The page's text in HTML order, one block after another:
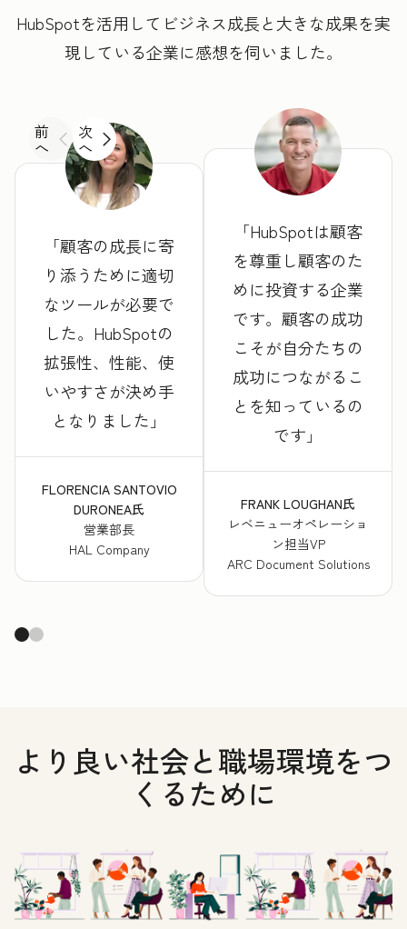
HubSpotを活用してビジネス成長と大きな成果を実
現している企業に感想を伺いました。
前
へ
次
へ
顧客の成長に寄
り添うために適切
なツールが必要で
した。HubSpotの
拡張性、性能、使
いやすさが決め手
となりました
FLORENCIA SANTOVIO
DURONEA氏
営業部長
HAL Company
HubSpotは顧客
を尊重し顧客のた
めに投資する企業
です。顧客の成功
こそが自分たちの
成功につながるこ
とを知っているの
です
FRANK LOUGHAN氏
レベニューオペレーショ
ン担当VP
ARC Document Solutions
より良い社会と職場環境をつ
くるために